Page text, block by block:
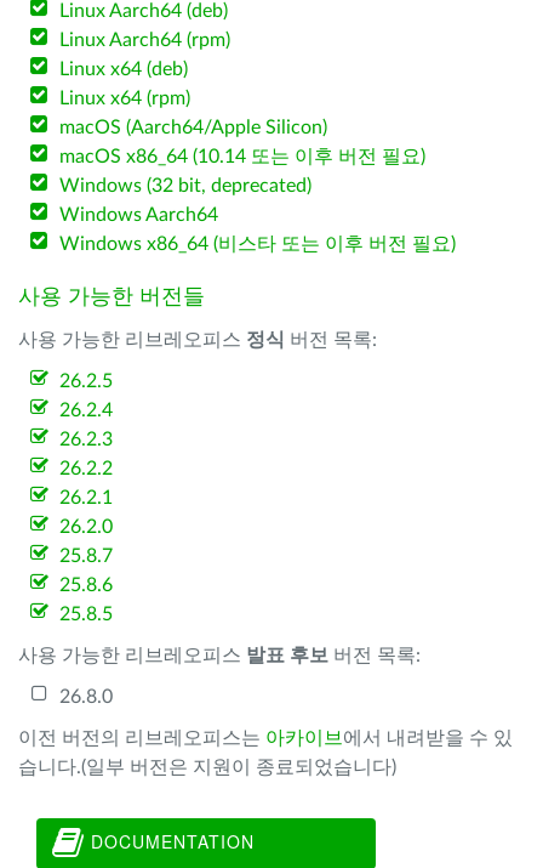
Linux Aarch64 (deb)
Linux Aarch64 (rpm)
Linux x64 (deb)
Linux x64 (rpm)
macOS (Aarch64/Apple Silicon)
macOS x86_64 (10.14 또는 이후 버전 필요)
Windows (32 bit, deprecated)
Windows Aarch64
Windows x86_64 (비스타 또는 이후 버전 필요)
사용 가능한 버전들
사용 가능한 리브레오피스 정식 버전 목록:
26.2.5
26.2.4
26.2.3
26.2.2
26.2.1
26.2.0
25.8.7
25.8.6
25.8.5
사용 가능한 리브레오피스 발표 후보 버전 목록:
26.8.0
이전 버전의 리브레오피스는 아카이브 에서 내려받을 수 있
습니다.(일부 버전은 지원이 종료되었습니다)
DOCUMENTATION